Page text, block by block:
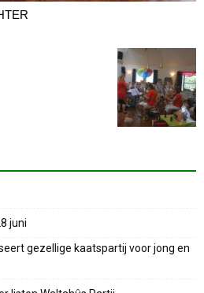
juni
gezellige kaatspartij voor jong en